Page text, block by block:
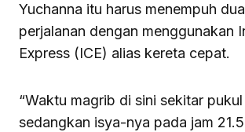
Yuchanna itu harus menempuh
perjalanan dengan menggunakan
Express (ICE) alias kereta cepat.
“Waktu magrib di sini sekitar pukul
sedangkan isya-nya pada jam